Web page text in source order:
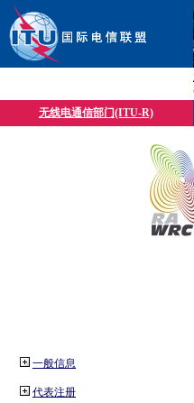
无线电通信部门(ITU-R)
一般信息
代表注册